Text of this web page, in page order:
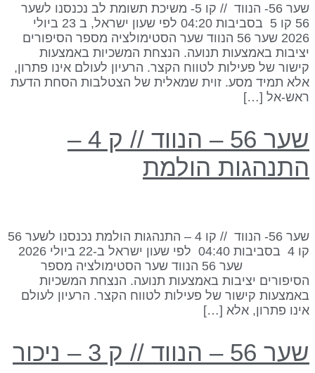
שער 56- הנווד // קו 5- משיכת תשומת לב נכנסנו לשער
56 קו 5 בסביבות 04:20 לפי שעון ישראל, ב 23 ביולי
2026 שער 56 הנווד שער הסטימולציה מספר הסיפורים
באמצעות תנועה. הנצחת המשכיות באמצעות
של פעילות לטווח הקצר. הרעיון לעולם אינו פתרון,
תמיד מסע. זוית שמאלית של הצטלבות הסחת הדעת
אל […]
שער 56 – הנווד // ק 4 –
הולמת
שער 56- הנווד // קו 4 – התנהגות הולמת נכנסנו לשער 56
קו 4 בסביבות 04:40 לפי שעון ישראל ב-22 ביולי 2026
שער 56 הנווד שער הסטימולציה מספר
יציבות באמצעות תנועה. הנצחת המשכיות
קישור של פעילות לטווח הקצר. הרעיון לעולם
פתרון, אלא […]
– הנווד // ק 3 – ניכור